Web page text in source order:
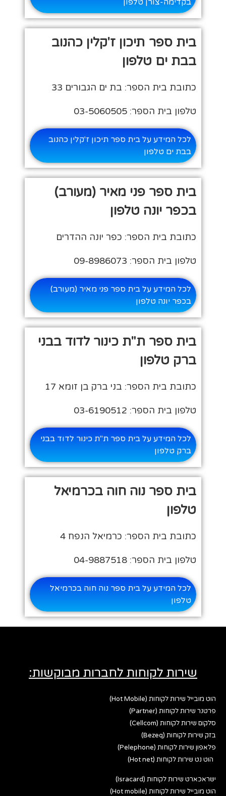
בית ספר תיכון ז'קלין כהנוב
בבת ים טלפון
כתובת בית הספר: בת ים הגבורים 33
טלפון בית הספר: 03-5060505
לכל המידע על בית ספר תיכון ז'קלין כהנוב
בבת ים טלפון
בית ספר פני מאיר (מעורב)
בכפר יונה טלפון
כתובת בית הספר: כפר יונה ההדרים
טלפון בית הספר: 09-8986073
לכל המידע על בית ספר פני מאיר (מעורב)
בכפר יונה טלפון
בית ספר ת"ת כינור לדוד בבני
ברק טלפון
כתובת בית הספר: בני ברק בן זומא 17
טלפון בית הספר: 03-6190512
לכל המידע על בית ספר ת"ת כינור לדוד בבני
ברק טלפון
בית ספר נוה חוה בכרמיאל
טלפון
כתובת בית הספר: כרמיאל הנפח 4
טלפון בית הספר: 04-9887518
לכל המידע על בית ספר נוה חוה בכרמיאל
טלפון
שירות לקוחות לחברות מבוקשות:
הוט מובייל שירות לקוחות (Hot Mobile)
פרטנר שירות לקוחות (Partner)
סלקום שירות לקוחות (Cellcom)
בזק שירות לקוחות (Bezeq)
פלאפון שירות לקוחות (Pelephone)
הוט נט שירות לקוחות (Hot net)
ישראכארט שירות לקוחות (Isracard)
הוט מובייל שירות לקוחות (Hot mobile)